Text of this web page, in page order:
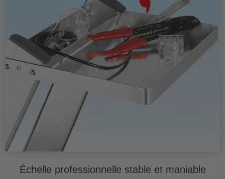
Échelle professionnelle stable et maniable